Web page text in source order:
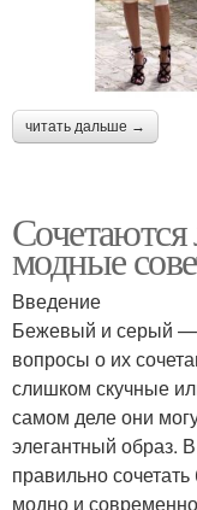
читать дальше →
модные
Введение
Бежевый и серый —
вопросы о их
слишком скучные
самом деле они
элегантный образ.
правильно
модно и